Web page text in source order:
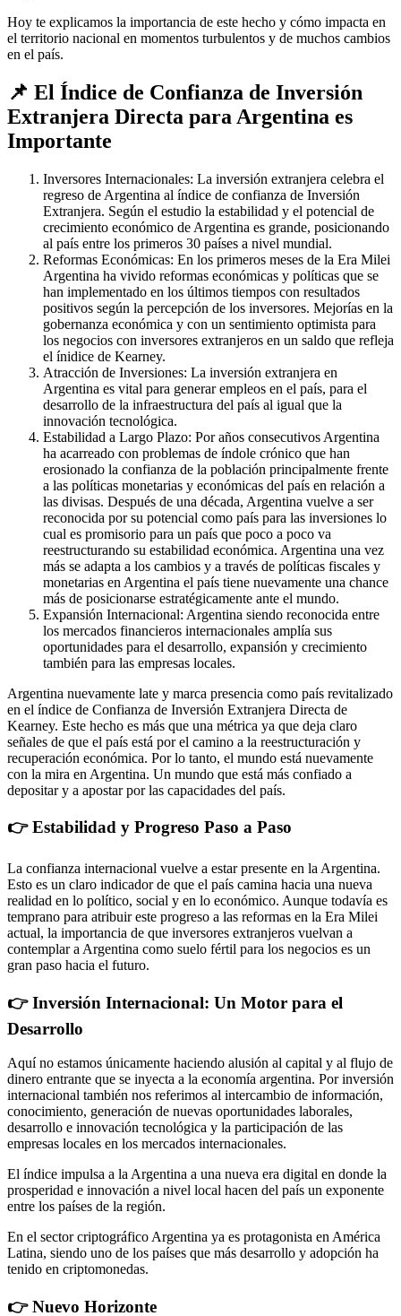
Hoy te explicamos la importancia de este hecho y cómo impacta en
el territorio nacional en momentos turbulentos y de muchos cambios
en el país.
📌 El Índice de Confianza de Inversión
Extranjera Directa para Argentina es
Importante
Inversores Internacionales: La inversión extranjera celebra el
regreso de Argentina al índice de confianza de Inversión
Extranjera. Según el estudio la estabilidad y el potencial de
crecimiento económico de Argentina es grande, posicionando
al país entre los primeros 30 países a nivel mundial.
Reformas Económicas: En los primeros meses de la Era Milei
Argentina ha vivido reformas económicas y políticas que se
han implementado en los últimos tiempos con resultados
positivos según la percepción de los inversores. Mejorías en la
gobernanza económica y con un sentimiento optimista para
los negocios con inversores extranjeros en un saldo que refleja
el ínidice de Kearney.
Atracción de Inversiones: La inversión extranjera en
Argentina es vital para generar empleos en el país, para el
desarrollo de la infraestructura del país al igual que la
innovación tecnológica.
Estabilidad a Largo Plazo: Por años consecutivos Argentina
ha acarreado con problemas de índole crónico que han
erosionado la confianza de la población principalmente frente
a las políticas monetarias y económicas del país en relación a
las divisas. Después de una década, Argentina vuelve a ser
reconocida por su potencial como país para las inversiones lo
cual es promisorio para un país que poco a poco va
reestructurando su estabilidad económica. Argentina una vez
más se adapta a los cambios y a través de políticas fiscales y
monetarias en Argentina el país tiene nuevamente una chance
más de posicionarse estratégicamente ante el mundo.
Expansión Internacional: Argentina siendo reconocida entre
los mercados financieros internacionales amplía sus
oportunidades para el desarrollo, expansión y crecimiento
también para las empresas locales.
Argentina nuevamente late y marca presencia como país revitalizado
en el índice de Confianza de Inversión Extranjera Directa de
Kearney. Este hecho es más que una métrica ya que deja claro
señales de que el país está por el camino a la reestructuración y
recuperación económica. Por lo tanto, el mundo está nuevamente
con la mira en Argentina. Un mundo que está más confiado a
depositar y a apostar por las capacidades del país.
👉 Estabilidad y Progreso Paso a Paso
La confianza internacional vuelve a estar presente en la Argentina.
Esto es un claro indicador de que el país camina hacia una nueva
realidad en lo político, social y en lo económico. Aunque todavía es
temprano para atribuir este progreso a las reformas en la Era Milei
actual, la importancia de que inversores extranjeros vuelvan a
contemplar a Argentina como suelo fértil para los negocios es un
gran paso hacia el futuro.
👉 Inversión Internacional: Un Motor para el
Desarrollo
Aquí no estamos únicamente haciendo alusión al capital y al flujo de
dinero entrante que se inyecta a la economía argentina. Por inversión
internacional también nos referimos al intercambio de información,
conocimiento, generación de nuevas oportunidades laborales,
desarrollo e innovación tecnológica y la participación de las
empresas locales en los mercados internacionales.
El índice impulsa a la Argentina a una nueva era digital en donde la
prosperidad e innovación a nivel local hacen del país un exponente
entre los países de la región.
En el sector criptográfico Argentina ya es protagonista en América
Latina, siendo uno de los países que más desarrollo y adopción ha
tenido en criptomonedas.
👉 Nuevo Horizonte